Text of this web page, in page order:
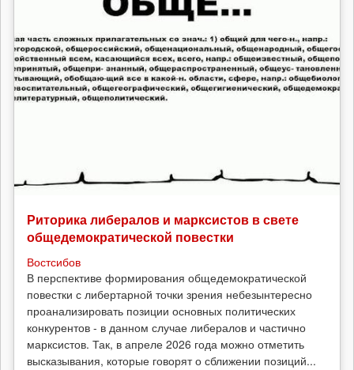
Риторика либералов и марксистов в свете
общедемократической повестки
Востсибов
В перспективе формирования общедемократической
повестки с либертарной точки зрения небезынтересно
проанализировать позиции основных политических
конкурентов - в данном случае либералов и частично
марксистов. Так, в апреле 2026 года можно отметить
высказывания, которые говорят о сближении позиций...